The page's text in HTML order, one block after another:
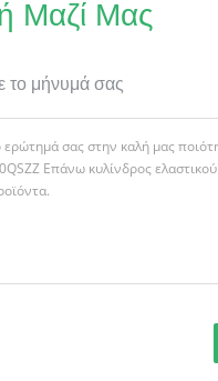
Μαζί Μας
το μήνυμά σας